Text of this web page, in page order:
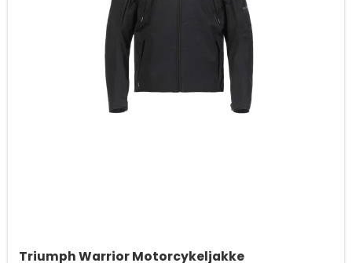
Triumph Warrior Motorcykeljakke